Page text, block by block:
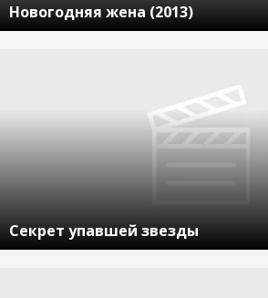
Новогодняя жена (2013)
Секрет упавшей звезды